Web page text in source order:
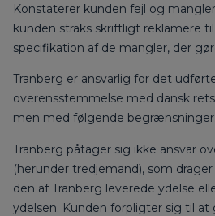
Konstaterer kunden fejl og
kunden straks skriftligt reklamere
specifikation af de mangler, der
Tranberg er ansvarlig for det
overensstemmelse med dansk
men med følgende begrænsninger:
Tranberg påtager sig ikke ansvar
(herunder tredjemand), som
den af Tranberg leverede ydelse
ydelsen. Kunden forpligter sig til at